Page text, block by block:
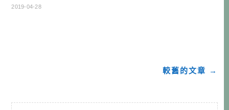
現日本這個國家與日本食物的美好，你可以說他是個想在奧
2019-04-28
較舊的文章 →